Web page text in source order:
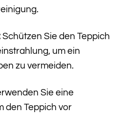
Schützen Sie den Teppich
um ein
zu vermeiden.
Sie eine
den Teppich vor